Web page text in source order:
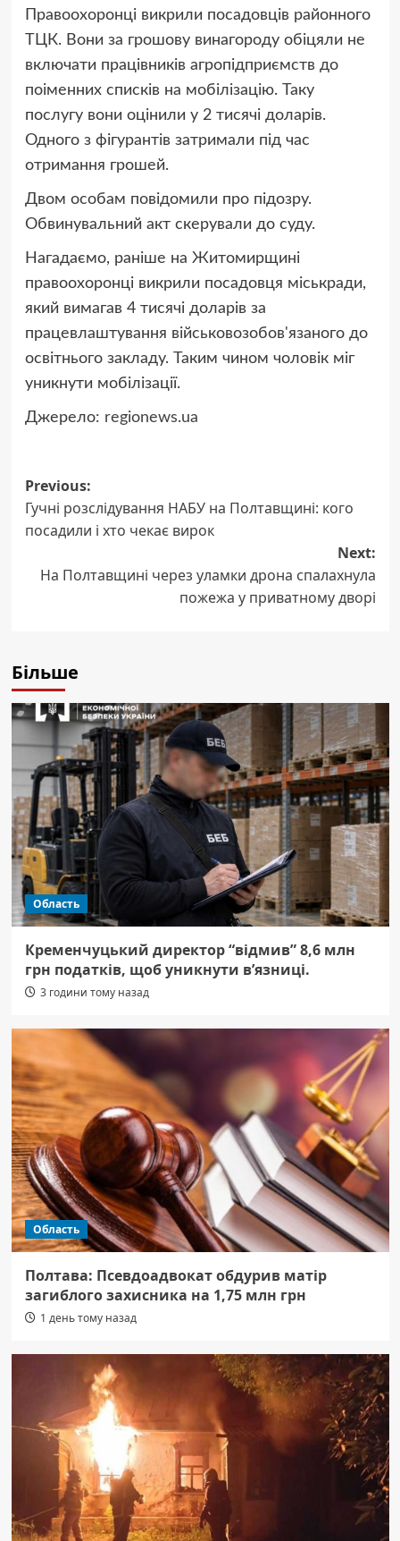
Правоохоронці викрили посадовців районного
ТЦК. Вони за грошову винагороду обіцяли не
включати працівників агропідприємств до
поіменних списків на мобілізацію. Таку
послугу вони оцінили у 2 тисячі доларів.
Одного з фігурантів затримали під час
отримання грошей.
Двом особам повідомили про підозру.
Обвинувальний акт скерували до суду.
Нагадаємо, раніше на Житомирщині
правоохоронці викрили посадовця міськради,
який вимагав 4 тисячі доларів за
працевлаштування військовозобов'язаного до
освітнього закладу. Таким чином чоловік міг
уникнути мобілізації.
Джерело: regionews.ua
Post
navigation
Previous:
Гучні розслідування НАБУ на Полтавщині: кого
посадили і хто чекає вирок
Next:
На Полтавщині через уламки дрона спалахнула
пожежа у приватному дворі
Більше
Область
Кременчуцький директор “відмив” 8,6 млн
грн податків, щоб уникнути в’язниці.
3 години тому назад
Область
Полтава: Псевдоадвокат обдурив матір
загиблого захисника на 1,75 млн грн
1 день тому назад